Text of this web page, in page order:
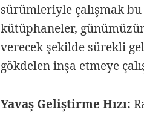
sürümleriyle çalışmak
kütüphaneler,
verecek şekilde sürekli
gökdelen inşa etmeye
Yavaş Geliştirme Hızı: